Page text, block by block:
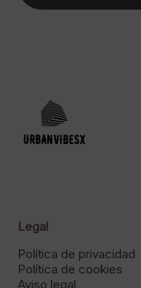
Legal
Política de privacidad
Política de cookies
Aviso legal